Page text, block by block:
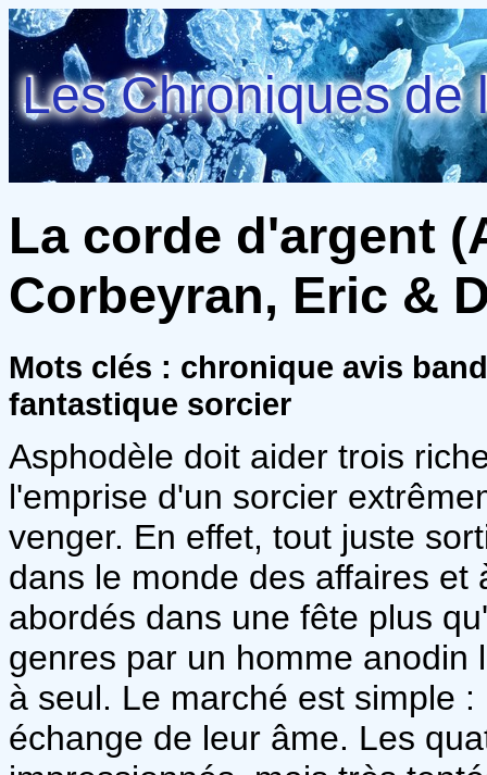
Les Chroniques de
La corde d'argent
Corbeyran, Eric &
Mots clés : chronique avis
fantastique sorcier
Asphodèle doit aider trois
l'emprise d'un sorcier
venger. En effet, tout juste
dans le monde des affaires
abordés dans une fête plus
genres par un homme anodin
à seul. Le marché est simple
échange de leur âme. Les